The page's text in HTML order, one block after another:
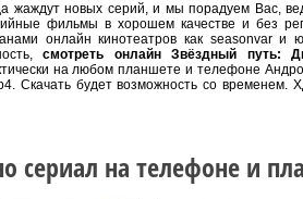
жаждут новых серий, и мы порадуем Вас,
фильмы в хорошем качестве и без
онлайн кинотеатров как seasonvar и
смотреть онлайн Звёздный путь:
на любом планшете и телефоне
Скачать будет возможность со временем.
сериал на телефоне и